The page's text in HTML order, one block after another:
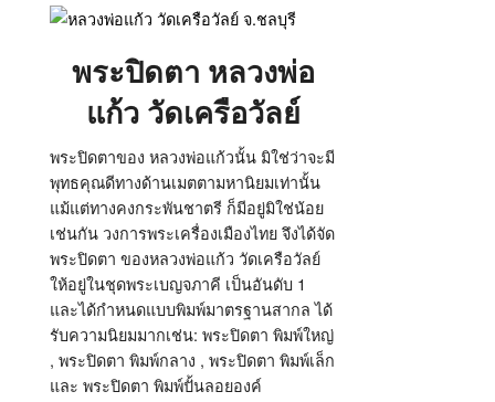
พระปิดตา หลวงพ่อ
แก้ว วัดเครือวัลย์
พระปิดตาของ หลวงพ่อแก้วนั้น มิใช่ว่าจะมี
พุทธคุณดีทางด้านเมตตามหานิยมเท่านั้น
แม้แต่ทางคงกระพันชาตรี ก็มีอยู่มิใช่น้อย
เช่นกัน วงการพระเครื่องเมืองไทย จึงได้จัด
พระปิดตา ของหลวงพ่อแก้ว วัดเครือวัลย์
ให้อยู่ในชุดพระเบญจภาคี เป็นอันดับ 1
และได้กำหนดแบบพิมพ์มาตรฐานสากล ได้
รับความนิยมมากเช่น: พระปิดตา พิมพ์ใหญ่
, พระปิดตา พิมพ์กลาง , พระปิดตา พิมพ์เล็ก
และ พระปิดตา พิมพ์ปั้นลอยองค์